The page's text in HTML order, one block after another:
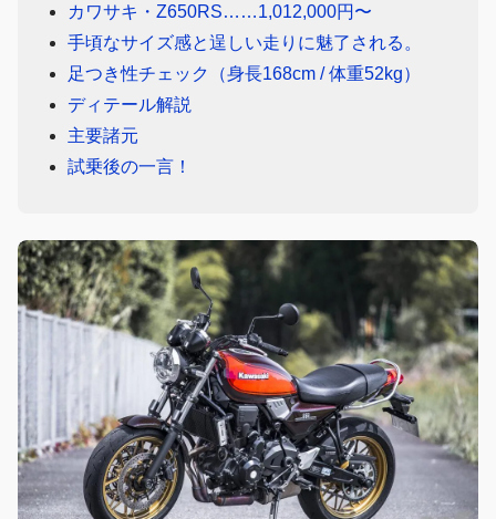
カワサキ・Z650RS……1,012,000円〜
手頃なサイズ感と逞しい走りに魅了される。
足つき性チェック（身長168cm / 体重52kg）
ディテール解説
主要諸元
試乗後の一言！